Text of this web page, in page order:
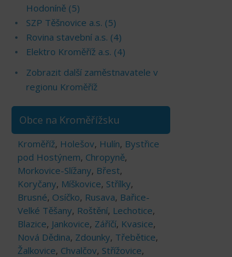
Hodoníně (5)
SZP Těšnovice a.s. (5)
Rovina stavební a.s. (4)
Elektro Kroměříž a.s. (4)
Zobrazit další zaměstnavatele v
regionu Kroměříž
Obce na Kroměřížsku
Kroměříž, Holešov, Hulín, Bystřice
pod Hostýnem, Chropyně,
Morkovice-Slížany, Břest,
Koryčany, Míškovice, Střílky,
Brusné, Osíčko, Rusava, Bařice-
Velké Těšany, Roštění, Lechotice,
Blazice, Jankovice, Záříčí, Kvasice,
Nová Dědina, Zdounky, Třebětice,
Žalkovice, Chvalčov, Střížovice,